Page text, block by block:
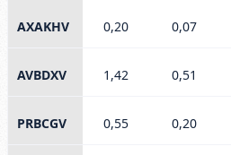
AXAKHV 0,20 0,07
AVBDXV 1,42 0,51
PRBCGV 0,55 0,20